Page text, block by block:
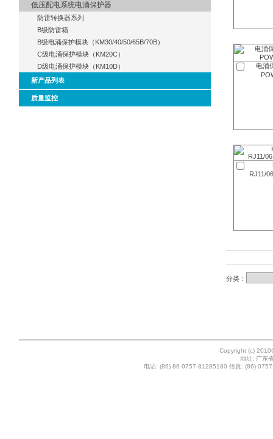
低压配电系统电涌保护器
防雷转换器系列
B级防雷箱
B级电涌保护模块（KM30/40/50/65B/70B）
C级电涌保护模块（KM20C）
D级电涌保护模块（KM10D）
新产品列表
质量监控
电涌
RJ11/
分类：
Copyright (c)
地址: 广东
电话: (86) 86-0757-81285180 传真: (86)